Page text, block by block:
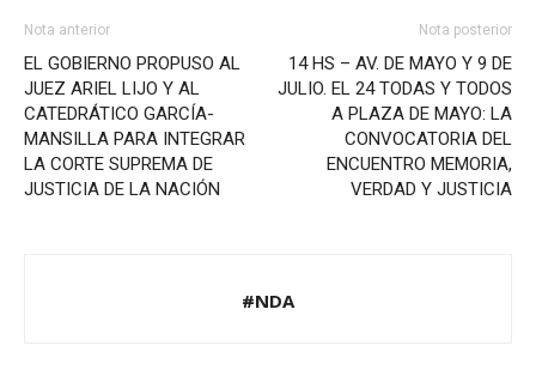
Nota anterior
EL GOBIERNO PROPUSO AL
JUEZ ARIEL LIJO Y AL
CATEDRÁTICO GARCÍA-
MANSILLA PARA INTEGRAR
LA CORTE SUPREMA DE
JUSTICIA DE LA NACIÓN
Nota posterior
14 HS – AV. DE MAYO Y 9 DE
JULIO. EL 24 TODAS Y TODOS
A PLAZA DE MAYO: LA
CONVOCATORIA DEL
ENCUENTRO MEMORIA,
VERDAD Y JUSTICIA
#NDA